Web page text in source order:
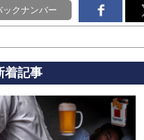
ックナンバー
着記事